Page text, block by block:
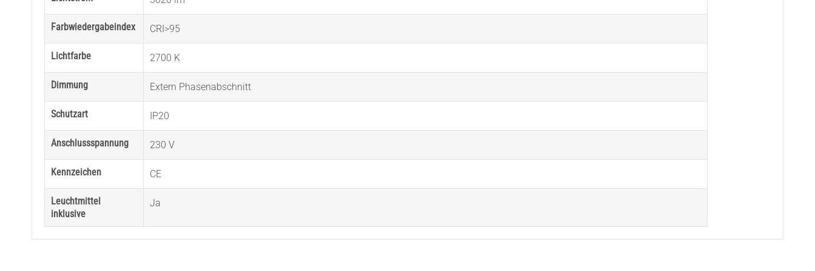
Farbwiedergabeindex CRI>95
Lichtfarbe 2700 K
Dimmung Extern Phasenabschnitt
Schutzart IP20
Anschlussspannung 230 V
Kennzeichen CE
Leuchtmittel
inklusive
Ja